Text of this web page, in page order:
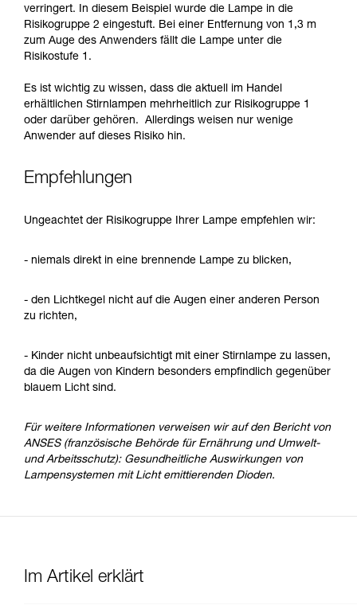
verringert. In diesem Beispiel wurde die Lampe in die
Risikogruppe 2 eingestuft. Bei einer Entfernung von 1,3 m
zum Auge des Anwenders fällt die Lampe unter die
Risikostufe 1.
Es ist wichtig zu wissen, dass die aktuell im Handel
erhältlichen Stirnlampen mehrheitlich zur Risikogruppe 1
oder darüber gehören. Allerdings weisen nur wenige
Anwender auf dieses Risiko hin.
Empfehlungen
Ungeachtet der Risikogruppe Ihrer Lampe empfehlen wir:
- niemals direkt in eine brennende Lampe zu blicken,
- den Lichtkegel nicht auf die Augen einer anderen Person
zu richten,
- Kinder nicht unbeaufsichtigt mit einer Stirnlampe zu lassen,
da die Augen von Kindern besonders empfindlich gegenüber
blauem Licht sind.
Für weitere Informationen verweisen wir auf den Bericht von
ANSES (französische Behörde für Ernährung und Umwelt-
und Arbeitsschutz): Gesundheitliche Auswirkungen von
Lampensystemen mit Licht emittierenden Dioden.
Im Artikel erklärt